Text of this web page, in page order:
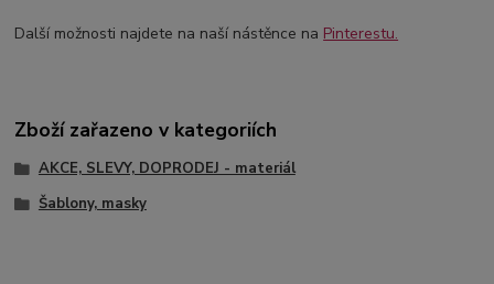
Další možnosti najdete na naší nástěnce na Pinterestu.
Zboží zařazeno v kategoriích
AKCE, SLEVY, DOPRODEJ - materiál
Šablony, masky